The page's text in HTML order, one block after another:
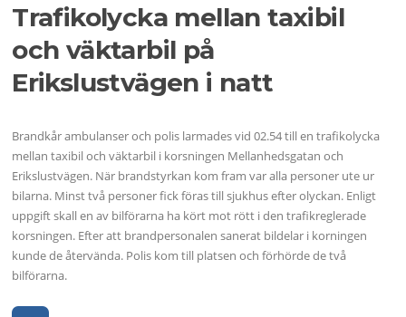
Trafikolycka mellan taxibil
och väktarbil på
Erikslustvägen i natt
Brandkår ambulanser och polis larmades vid 02.54 till en trafikolycka
mellan taxibil och väktarbil i korsningen Mellanhedsgatan och
Erikslustvägen. När brandstyrkan kom fram var alla personer ute ur
bilarna. Minst två personer fick föras till sjukhus efter olyckan. Enligt
uppgift skall en av bilförarna ha kört mot rött i den trafikreglerade
korsningen. Efter att brandpersonalen sanerat bildelar i korningen
kunde de återvända. Polis kom till platsen och förhörde de två
bilförarna.